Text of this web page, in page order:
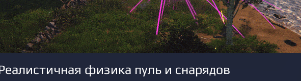
физика пуль и снарядов